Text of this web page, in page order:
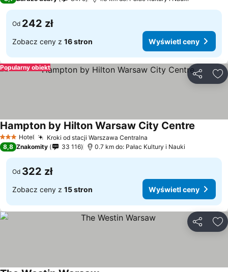
Od 242 zł
Zobacz ceny z 16 stron Wyświetl ceny
Popularny obiekt
3 Kategoria
Hotel Kroki od stacji Warszawa Centralna
Hampton by Hilton Warsaw City Centre
8,8 Znakomity 33 116 0.7 km do: Pałac Kultury i Nauki
Od 322 zł
Zobacz ceny z 15 stron Wyświetl ceny